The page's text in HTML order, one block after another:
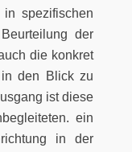
in spezifischen
der
die konkret
in den Blick zu
ist diese
ein
in der